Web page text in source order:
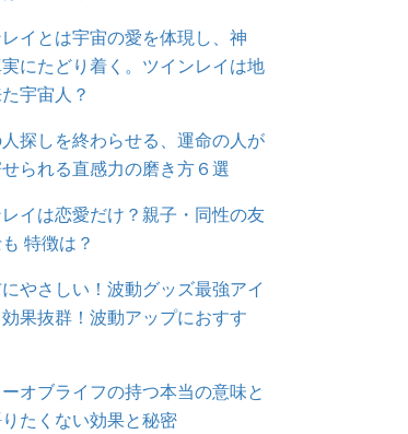
イとは宇宙の愛を体現し、神
にたどり着く。ツインレイは地
宇宙人？
探しを終わらせる、運命の人が
られる直感力の磨き方６選
イは恋愛だけ？親子・同性の友
特徴は？
やさしい！波動グッズ最強アイ
果抜群！波動アップにおすす
オブライフの持つ本当の意味と
たくない効果と秘密